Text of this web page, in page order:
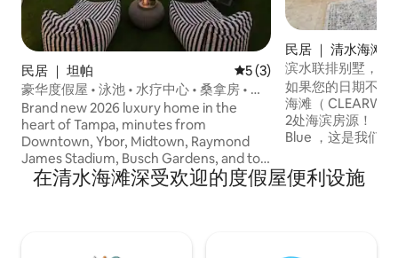
民居 ｜ 坦帕 平均评分 5 分（满分 5 分）
5 (3)
豪华度假屋 • 泳池 • 水疗中心 • 桑拿房 • 可
住20人
Brand new 2026 luxury home in the
heart of Tampa, minutes from
Downtown, Ybor, Midtown, Raymond
James Stadium, Busch Gardens, and top
beaches. With 6 spacious bedrooms, the
home comfortably sleeps 20+ guests
民居 ｜ 清水海滩
滨水联排别墅，带
如果您的日期不可
海滩（
2处海滨房源！ ！ 欢迎来到Brightwater
Blue ，这是我们
3层楼充满乐趣、
修，配备修复硬件
在清水海滩深受欢迎的度假屋便利设施